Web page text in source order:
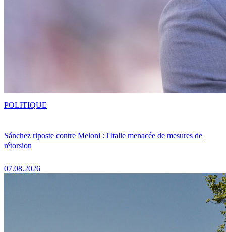
Sánchez riposte contre Meloni : l'Italie menacée de mesures de
rétorsion
07.08.2026
POLITIQUE